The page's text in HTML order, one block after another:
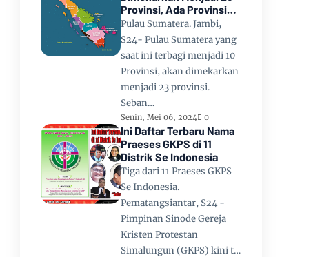
Provinsi, Ada Provinsi
Toba Raya dan Provinsi
Tapanuli
Pulau Sumatera. Jambi,
S24- Pulau Sumatera yang
saat ini terbagi menjadi 10
Provinsi, akan dimekarkan
menjadi 23 provinsi.
Seban…
Senin, Mei 06, 2024 0
Ini Daftar Terbaru Nama
Praeses GKPS di 11
Distrik Se Indonesia
Tiga dari 11 Praeses GKPS
Se Indonesia.
Pematangsiantar, S24 -
Pimpinan Sinode Gereja
Kristen Protestan
Simalungun (GKPS) kini t…